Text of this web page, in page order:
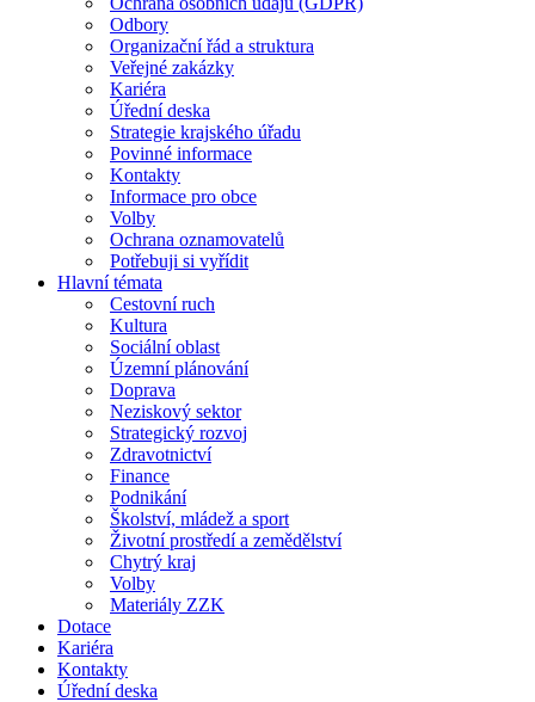
Odbory
Organizační řád a struktura
Veřejné zakázky
Kariéra
Úřední deska
Strategie krajského úřadu
Povinné informace
Kontakty
Informace pro obce
Volby
Ochrana oznamovatelů
Potřebuji si vyřídit
Hlavní témata
Cestovní ruch
Kultura
Sociální oblast
Územní plánování
Doprava
Neziskový sektor
Strategický rozvoj
Zdravotnictví
Finance
Podnikání
Školství, mládež a sport
Životní prostředí a zemědělství
Chytrý kraj
Volby
Materiály ZZK
Dotace
Kariéra
Kontakty
Úřední deska